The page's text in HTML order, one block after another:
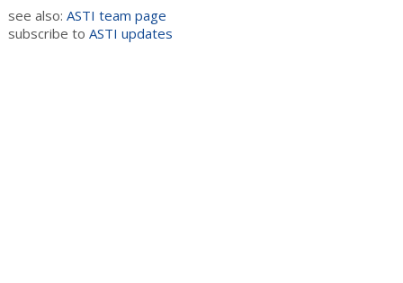
see also: ASTI team page
subscribe to ASTI updates